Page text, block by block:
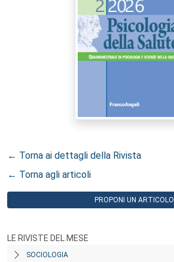
← Torna ai dettagli della Rivista
← Torna agli articoli
PROPONI UN ARTICOLO
LE RIVISTE DEL MESE
SOCIOLOGIA